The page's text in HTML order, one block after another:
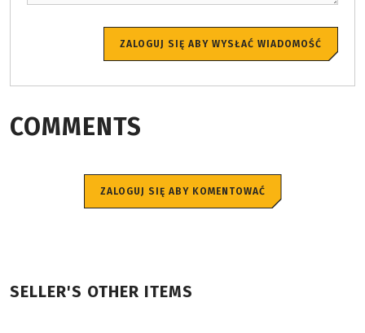
ZALOGUJ SIĘ ABY WYSŁAĆ WIADOMOŚĆ
COMMENTS
ZALOGUJ SIĘ ABY KOMENTOWAĆ
SELLER'S OTHER ITEMS